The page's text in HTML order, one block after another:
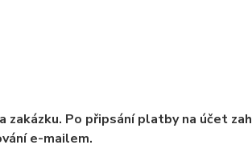
Po připsání platby na účet
e-mailem.